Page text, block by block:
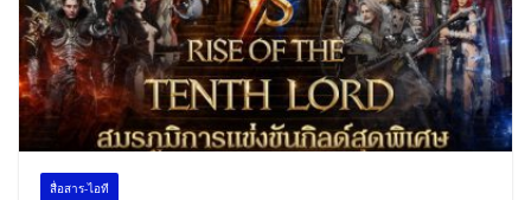
สื่อสาร-ไอที